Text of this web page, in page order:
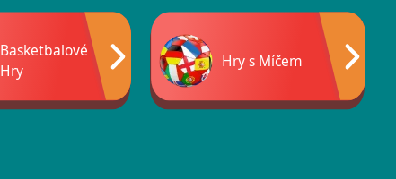
Basketbalové
Hry
Hry s Míčem